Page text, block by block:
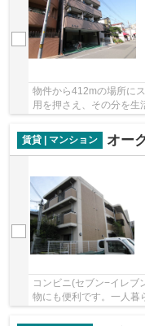
物件から412mの場所に
用を押さえ、その分を生
転車の管理も楽です！お
賃貸 | マンション
オー
コンビニ(セブン−イレブ
物にも便利です。一人暮